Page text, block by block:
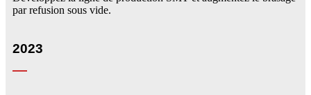
par refusion sous vide.
2023